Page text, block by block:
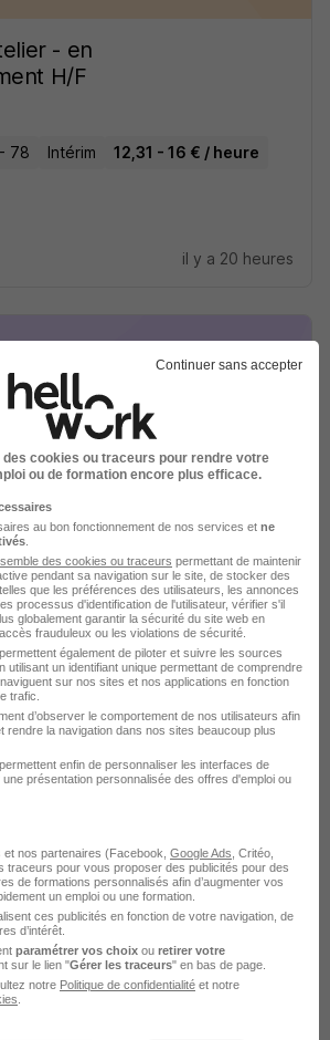
- en
H/F
78 Intérim
12,31 - 16 € / heure
il y a 20 heures
H/F
2 000 - 3 300 € / mois
il y a 20 heures
Insertion
- CDD H/F
Pour l’Insertion Dans l’Emploi
3 052 € / mois
il y a 20 heures
Continuer sans accepter
des cookies ou traceurs pour rendre votre
ou de formation encore plus efficace.
au bon fonctionnement de nos services et ne
des cookies ou traceurs permettant de maintenir
pendant sa navigation sur le site, de stocker des
que les préférences des utilisateurs, les annonces
processus d'identification de l'utilisateur, vérifier s'il
globalement garantir la sécurité du site web en
frauduleux ou les violations de sécurité.
également de piloter et suivre les sources
utilisant un identifiant unique permettant de comprendre
sur nos sites et nos applications en fonction
trafic.
d’observer le comportement de nos utilisateurs afin
rendre la navigation dans nos sites beaucoup plus
enfin de personnaliser les interfaces de
présentation personnalisée des offres d'emploi ou
et nos partenaires (Facebook, Google Ads , Critéo,
traceurs pour vous proposer des publicités pour des
de formations personnalisés afin d’augmenter vos
un emploi ou une formation.
ces publicités en fonction de votre navigation, de
d’intérêt.
paramétrer vos choix ou retirer votre
sur le lien "Gérer les traceurs" en bas de page.
notre Politique de confidentialité et notre